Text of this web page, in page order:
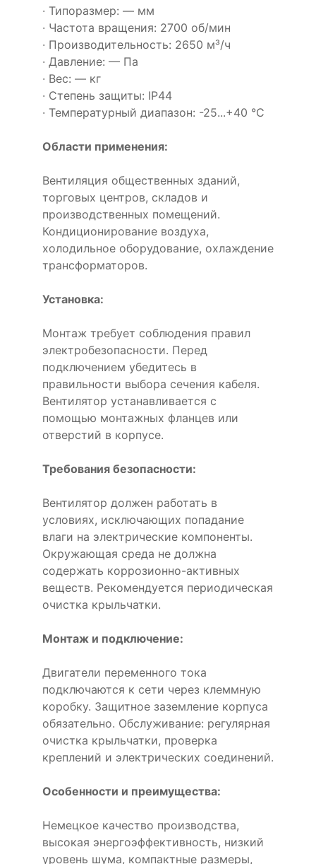
· Типоразмер: — мм
· Частота вращения: 2700 об/мин
· Производительность: 2650 м³/ч
· Давление: — Па
· Вес: — кг
· Степень защиты: IP44
· Температурный диапазон: -25...+40 °C
Области применения:
Вентиляция общественных зданий,
торговых центров, складов и
производственных помещений.
Кондиционирование воздуха,
холодильное оборудование, охлаждение
трансформаторов.
Установка:
Монтаж требует соблюдения правил
электробезопасности. Перед
подключением убедитесь в
правильности выбора сечения кабеля.
Вентилятор устанавливается с
помощью монтажных фланцев или
отверстий в корпусе.
Требования безопасности:
Вентилятор должен работать в
условиях, исключающих попадание
влаги на электрические компоненты.
Окружающая среда не должна
содержать коррозионно-активных
веществ. Рекомендуется периодическая
очистка крыльчатки.
Монтаж и подключение:
Двигатели переменного тока
подключаются к сети через клеммную
коробку. Защитное заземление корпуса
обязательно. Обслуживание: регулярная
очистка крыльчатки, проверка
креплений и электрических соединений.
Особенности и преимущества:
Немецкое качество производства,
высокая энергоэффективность, низкий
уровень шума, компактные размеры,